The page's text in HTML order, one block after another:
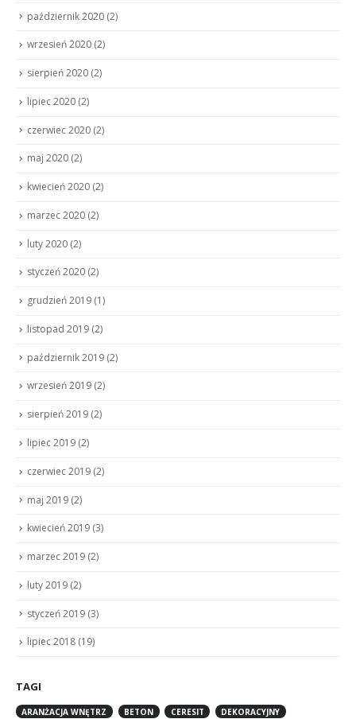
październik 2020 (2)
wrzesień 2020 (2)
sierpień 2020 (2)
lipiec 2020 (2)
czerwiec 2020 (2)
maj 2020 (2)
kwiecień 2020 (2)
marzec 2020 (2)
luty 2020 (2)
styczeń 2020 (2)
grudzień 2019 (1)
listopad 2019 (2)
październik 2019 (2)
wrzesień 2019 (2)
sierpień 2019 (2)
lipiec 2019 (2)
czerwiec 2019 (2)
maj 2019 (2)
kwiecień 2019 (3)
marzec 2019 (2)
luty 2019 (2)
styczeń 2019 (3)
lipiec 2018 (19)
TAGI
ARANŻACJA WNĘTRZ BETON CERESIT
DEKORACYJNY